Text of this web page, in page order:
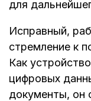
для
Исправный,
стремление к
Как
цифровых
документы, он